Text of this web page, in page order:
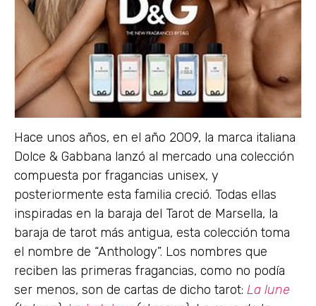
Hace unos años, en el año 2009, la marca italiana
Dolce & Gabbana lanzó al mercado una colección
compuesta por fragancias unisex, y
posteriormente esta familia creció. Todas ellas
inspiradas en la baraja del Tarot de Marsella, la
baraja de tarot más antigua, esta colección toma
el nombre de “Anthology”. Los nombres que
reciben las primeras fragancias, como no podía
ser menos, son de cartas de dicho tarot: La lune